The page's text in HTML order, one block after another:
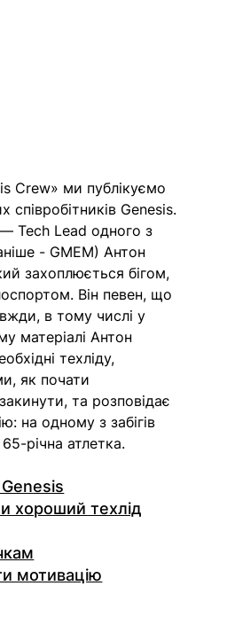
Crew» ми публікуємо
співробітників Genesis.
— Tech Lead одного з
- GMEM) Антон
захоплюється бігом,
Він певен, що
в тому числі у
матеріалі Антон
техліду,
як почати
та розповідає
на одному з забігів
річна атлетка.
хороший техлід
мотивацію